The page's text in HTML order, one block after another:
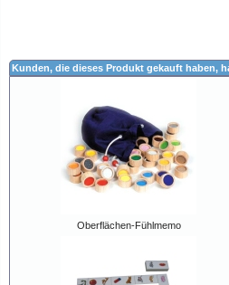
Kunden, die dieses Produkt gekauft haben,
Oberflächen-Fühlmemo